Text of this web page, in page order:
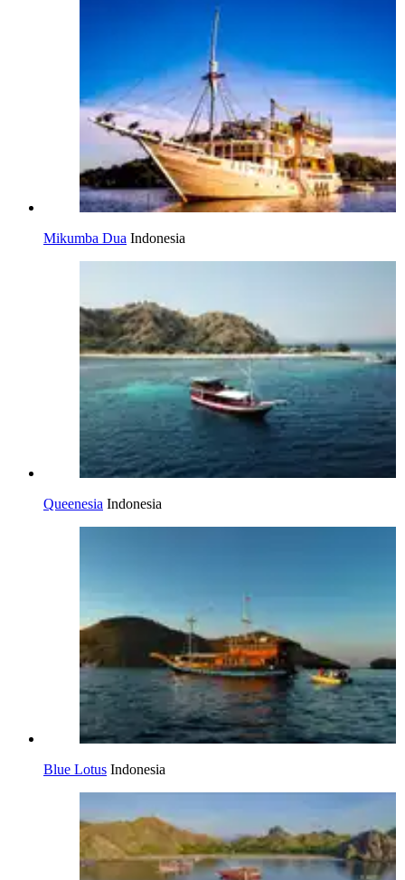
Mikumba Dua Indonesia
Queenesia Indonesia
Blue Lotus Indonesia